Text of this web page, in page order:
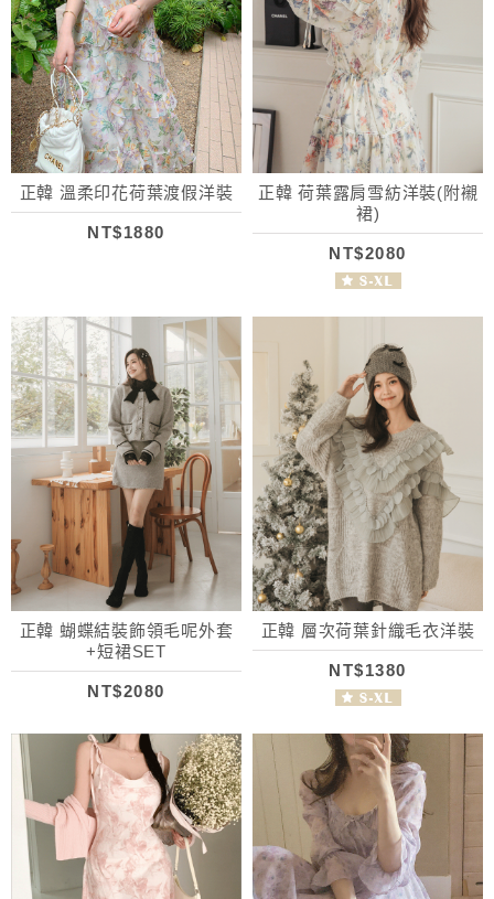
正韓 溫柔印花荷葉渡假洋裝
NT$1880
正韓 荷葉露肩雪紡洋裝(附襯
裙)
NT$2080
正韓 蝴蝶結裝飾領毛呢外套
+短裙SET
NT$2080
正韓 層次荷葉針織毛衣洋裝
NT$1380